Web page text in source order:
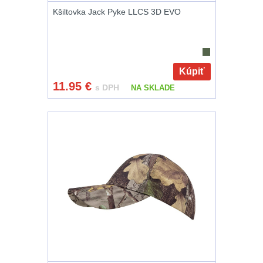
Čepice, kukly,
24
Ostatní50
Horolezectvo6
Kšiltovka Jack Pyke LLCS 3D EVO
Kúpiť
11.95 € s DPH NA SKLADE